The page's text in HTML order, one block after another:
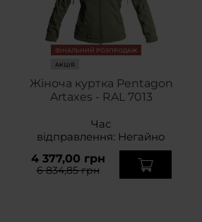
ФІНАЛЬНИЙ РОЗПРОДАЖ
АКЦІЯ
Жіноча куртка Pentagon
Artaxes - RAL 7013
Час
відправлення: Негайно
4 377,00 грн
6 834,85 грн